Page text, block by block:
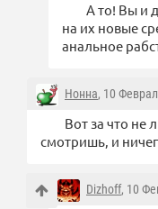
А то! Вы и
на их новые
анальное
Нонна, 10
Вот за что
смотришь, и
Dizhoff, 10